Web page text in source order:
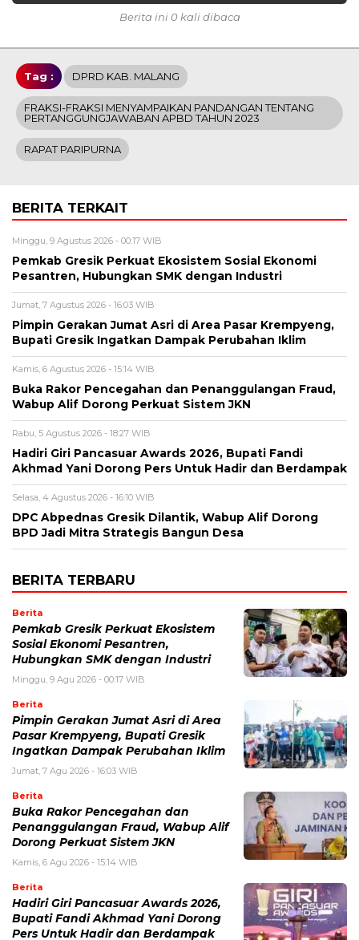
Berita ini 0 kali dibaca
Tag : DPRD KAB. MALANG
FRAKSI-FRAKSI MENYAMPAIKAN PANDANGAN TENTANG
PERTANGGUNGJAWABAN APBD TAHUN 2023
RAPAT PARIPURNA
BERITA TERKAIT
Minggu, 9 Agustus 2026 - 00:17 WIB
Pemkab Gresik Perkuat Ekosistem Sosial Ekonomi
Pesantren, Hubungkan SMK dengan Industri
Jumat, 7 Agustus 2026 - 16:03 WIB
Pimpin Gerakan Jumat Asri di Area Pasar Krempyeng,
Bupati Gresik Ingatkan Dampak Perubahan Iklim
Kamis, 6 Agustus 2026 - 15:14 WIB
Buka Rakor Pencegahan dan Penanggulangan Fraud,
Wabup Alif Dorong Perkuat Sistem JKN
Rabu, 5 Agustus 2026 - 18:27 WIB
Hadiri Giri Pancasuar Awards 2026, Bupati Fandi
Akhmad Yani Dorong Pers Untuk Hadir dan Berdampak
Selasa, 4 Agustus 2026 - 16:10 WIB
DPC Abpednas Gresik Dilantik, Wabup Alif Dorong
BPD Jadi Mitra Strategis Bangun Desa
BERITA TERBARU
Berita
Pemkab Gresik Perkuat Ekosistem
Sosial Ekonomi Pesantren,
Hubungkan SMK dengan Industri
Minggu, 9 Agu 2026 - 00:17 WIB
Berita
Pimpin Gerakan Jumat Asri di Area
Pasar Krempyeng, Bupati Gresik
Ingatkan Dampak Perubahan Iklim
Jumat, 7 Agu 2026 - 16:03 WIB
Berita
Buka Rakor Pencegahan dan
Penanggulangan Fraud, Wabup Alif
Dorong Perkuat Sistem JKN
Kamis, 6 Agu 2026 - 15:14 WIB
Berita
Hadiri Giri Pancasuar Awards 2026,
Bupati Fandi Akhmad Yani Dorong
Pers Untuk Hadir dan Berdampak